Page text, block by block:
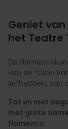
Geniet
het Teatre
De
van de “Ciclo
liefhebbers van
Tot en met
met grote
flamenco.